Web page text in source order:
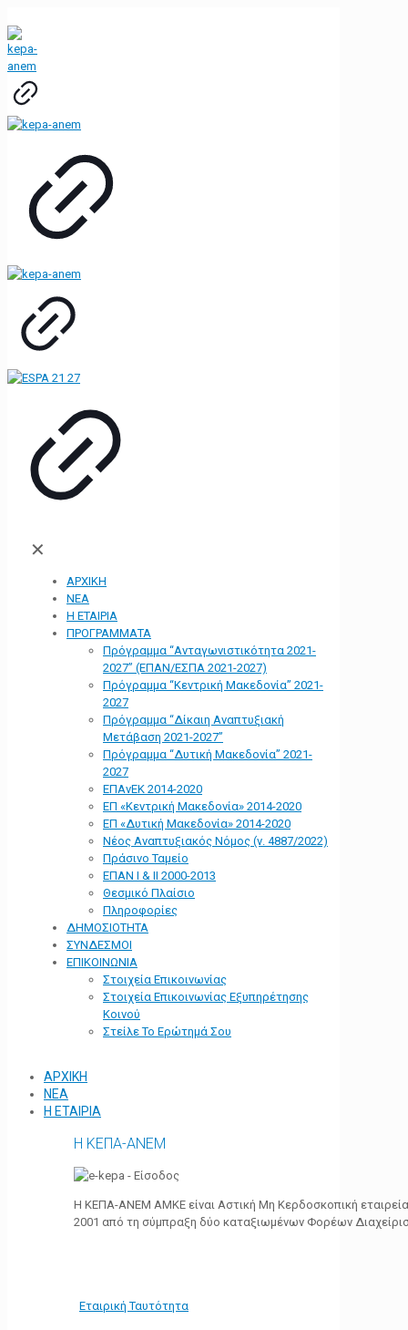
✕
ΑΡΧΙΚΗ
ΝΕΑ
Η ΕΤΑΙΡΙΑ
ΠΡΟΓΡΑΜΜΑΤΑ
Πρόγραμμα “Ανταγωνιστικότητα 2021-
2027” (ΕΠΑΝ/ΕΣΠΑ 2021-2027)
Πρόγραμμα “Κεντρική Μακεδονία” 2021-
2027
Πρόγραμμα “Δίκαιη Αναπτυξιακή
Μετάβαση 2021-2027”
Πρόγραμμα “Δυτική Μακεδονία” 2021-
2027
ΕΠΑνΕΚ 2014-2020
ΕΠ «Kεντρική Μακεδονία» 2014-2020
ΕΠ «Δυτική Μακεδονία» 2014-2020
Νέος Αναπτυξιακός Νόμος (ν. 4887/2022)
Πράσινο Ταμείο
ΕΠΑΝ Ι & ΙΙ 2000-2013
Θεσμικό Πλαίσιο
Πληροφορίες
ΔΗΜΟΣΙΟΤΗΤΑ
ΣΥΝΔΕΣΜΟΙ
ΕΠΙΚΟΙΝΩΝΙΑ
Στοιχεία Επικοινωνίας
Στοιχεία Επικοινωνίας Εξυπηρέτησης
Κοινού
Στείλε Το Ερώτημά Σου
ΑΡΧΙΚΗ
ΝΕΑ
Η ΕΤΑΙΡΙΑ
Η ΚΕΠΑ-ΑΝΕΜ
Η ΚΕΠΑ-ΑΝΕΜ ΑΜΚΕ είναι Αστική Μη Κερδοσκοπική
2001 από τη σύμπραξη δύο καταξιωμένων Φορέων
Εταιρική Ταυτότητα